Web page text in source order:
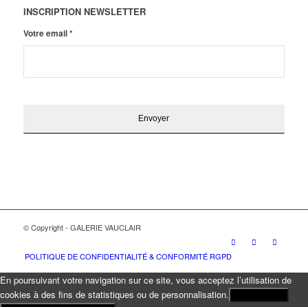
INSCRIPTION NEWSLETTER
Votre email*
© Copyright - GALERIE VAUCLAIR
POLITIQUE DE CONFIDENTIALITÉ & CONFORMITÉ RGPD
En poursuivant votre navigation sur ce site, vous acceptez l’utilisation de
cookies à des fins de statistiques ou de personnalisation.